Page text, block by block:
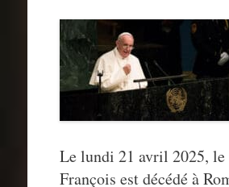
Le lundi 21 avril 2025, le
François est décédé à